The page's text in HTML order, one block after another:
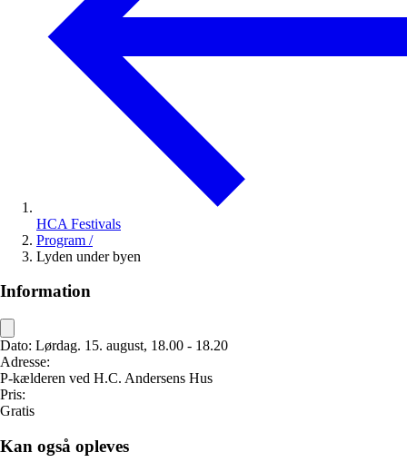
HCA Festivals
Program /
Lyden under byen
Information
Dato: Lørdag. 15. august, 18.00 - 18.20
Adresse:
P-kælderen ved H.C. Andersens Hus
Pris:
Gratis
Kan også opleves